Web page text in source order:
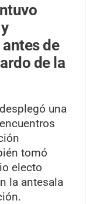
de
de la
una
tomó
electo
la antesala